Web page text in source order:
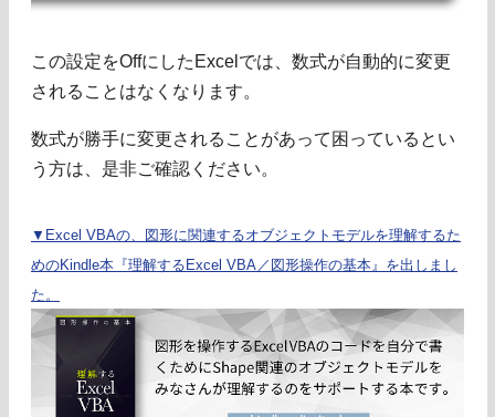
この設定をOffにしたExcelでは、数式が自動的に変更
されることはなくなります。
数式が勝手に変更されることがあって困っているとい
う方は、是非ご確認ください。
▼Excel VBAの、図形に関連するオブジェクトモデルを理解するた
めのKindle本『理解するExcel VBA／図形操作の基本』を出しまし
た。